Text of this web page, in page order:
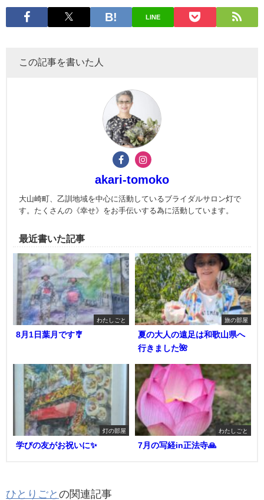
LINE
この記事を書いた人
akari-tomoko
大山崎町、乙訓地域を中心に活動しているブライダルサロン灯で
す。たくさんの《幸せ》をお手伝いする為に活動しています。
最近書いた記事
わたしごと
8月1日葉月です🎐
旅の部屋
夏の大人の遠足は和歌山県へ
行きました🌺
灯の部屋
学びの友がお祝いに✨
わたしごと
7月の写経in正法寺🙏
ひとりごと の関連記事